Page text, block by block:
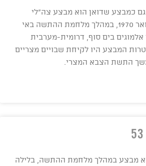
גם כמבצע שדואן הוא מבצע צה"לי
שהתרחש ב-22 בינואר 1970, במהלך מלחמת ההתשה באי
בים סוף, דרומית-מערבית
המבצע היו לקיחת שבויים מצריים
התשת הצבא המצרי.
תרנגול 53 הוא מבצע במהלך מלחמת ההתשה, בלילה